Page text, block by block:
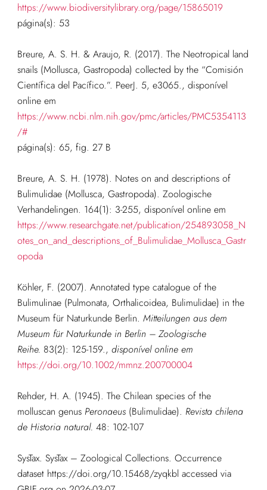
https://www.biodiversitylibrary.org/page/15865019
página(s): 53
Breure, A. S. H. & Araujo, R. (2017). The Neotropical land
snails (Mollusca, Gastropoda) collected by the “Comisión
Científica del Pacífico.”. PeerJ. 5, e3065., disponível
online em
https://www.ncbi.nlm.nih.gov/pmc/articles/PMC5354113
/#
página(s): 65, fig. 27 B
Breure, A. S. H. (1978). Notes on and descriptions of
Bulimulidae (Mollusca, Gastropoda). Zoologische
Verhandelingen. 164(1): 3-255, disponível online em
https://www.researchgate.net/publication/254893058_N
otes_on_and_descriptions_of_Bulimulidae_Mollusca_Gastr
opoda
Köhler, F. (2007). Annotated type catalogue of the
Bulimulinae (Pulmonata, Orthalicoidea, Bulimulidae) in the
Museum für Naturkunde Berlin. Mitteilungen aus dem
Museum für Naturkunde in Berlin – Zoologische
Reihe. 83(2): 125-159., disponível online em
https://doi.org/10.1002/mmnz.200700004
Rehder, H. A. (1945). The Chilean species of the
molluscan genus Peronaeus(Bulimulidae). Revista chilena
de Historia natural. 48: 102-107
SysTax. SysTax – Zoological Collections. Occurrence
dataset https://doi.org/10.15468/zyqkbl accessed via